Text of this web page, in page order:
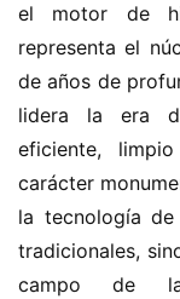
el motor de
representa el
de años de
lidera la era
eficiente,
carácter
la tecnología
tradicionales,
campo de